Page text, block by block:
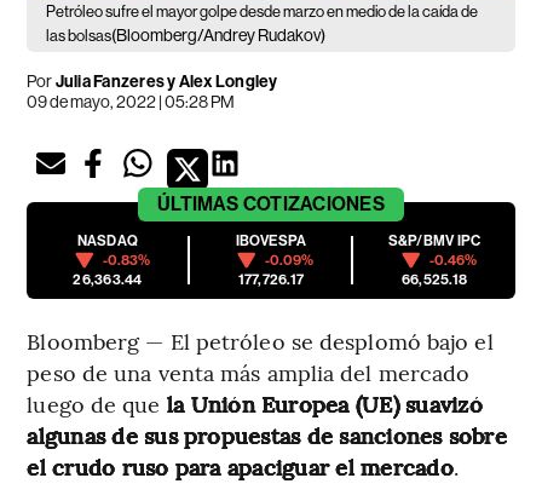
Petróleo sufre el mayor golpe desde marzo en medio de la caída de
las bolsas(Bloomberg/Andrey Rudakov)
PorJulia Fanzeres y Alex Longley
09 de mayo, 2022 | 05:28 PM
ÚLTIMAS COTIZACIONES
NASDAQ
-0.83%
26,363.44
IBOVESPA
-0.09%
177,726.17
S&P/BMV IPC
-0.46%
66,525.18
Bloomberg — El petróleo se desplomó bajo el
peso de una venta más amplia del mercado
luego de que la Unión Europea (UE) suavizó
algunas de sus propuestas de sanciones sobre
el crudo ruso para apaciguar el mercado.